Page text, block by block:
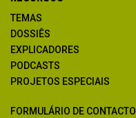
TEMAS
DOSSIÊS
EXPLICADORES
PODCASTS
PROJETOS ESPECIAIS
FORMULÁRIO DE CONTACTO